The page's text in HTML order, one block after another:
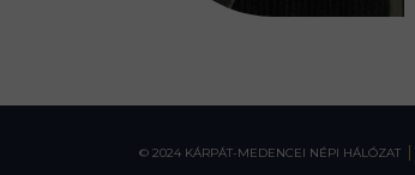
© 2024 KÁRPÁT-MEDENCEI NÉPI HÁLÓZAT